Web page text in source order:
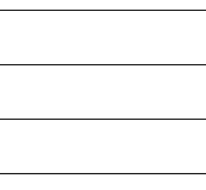
und Podcasts
Das Kinderprogramm
(UKW + DAB+)